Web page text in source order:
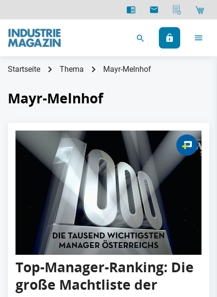
Startseite Thema Mayr-Melnhof
Mayr-Melnhof
Top-Manager-Ranking: Die
große Machtliste der